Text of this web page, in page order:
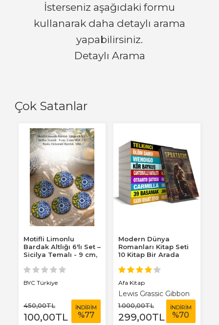
Çok Satanlar
Motifli Limonlu
Bardak Altlığı 6'lı Set –
Sicilya Temalı - 9 cm,
BYC Türkiye
450,00TL
100,00TL
İNDİRİM
%77
Modern Dünya
Romanları Kitap Seti
10 Kitap Bir Arada
Afa Kitap
Lewis Grassic Gibbon
1.000,00TL
299,00TL
İNDİRİM
%70
İsterseniz aşağıdaki formu
kullanarak daha detaylı arama
yapabilirsiniz.
Detaylı Arama